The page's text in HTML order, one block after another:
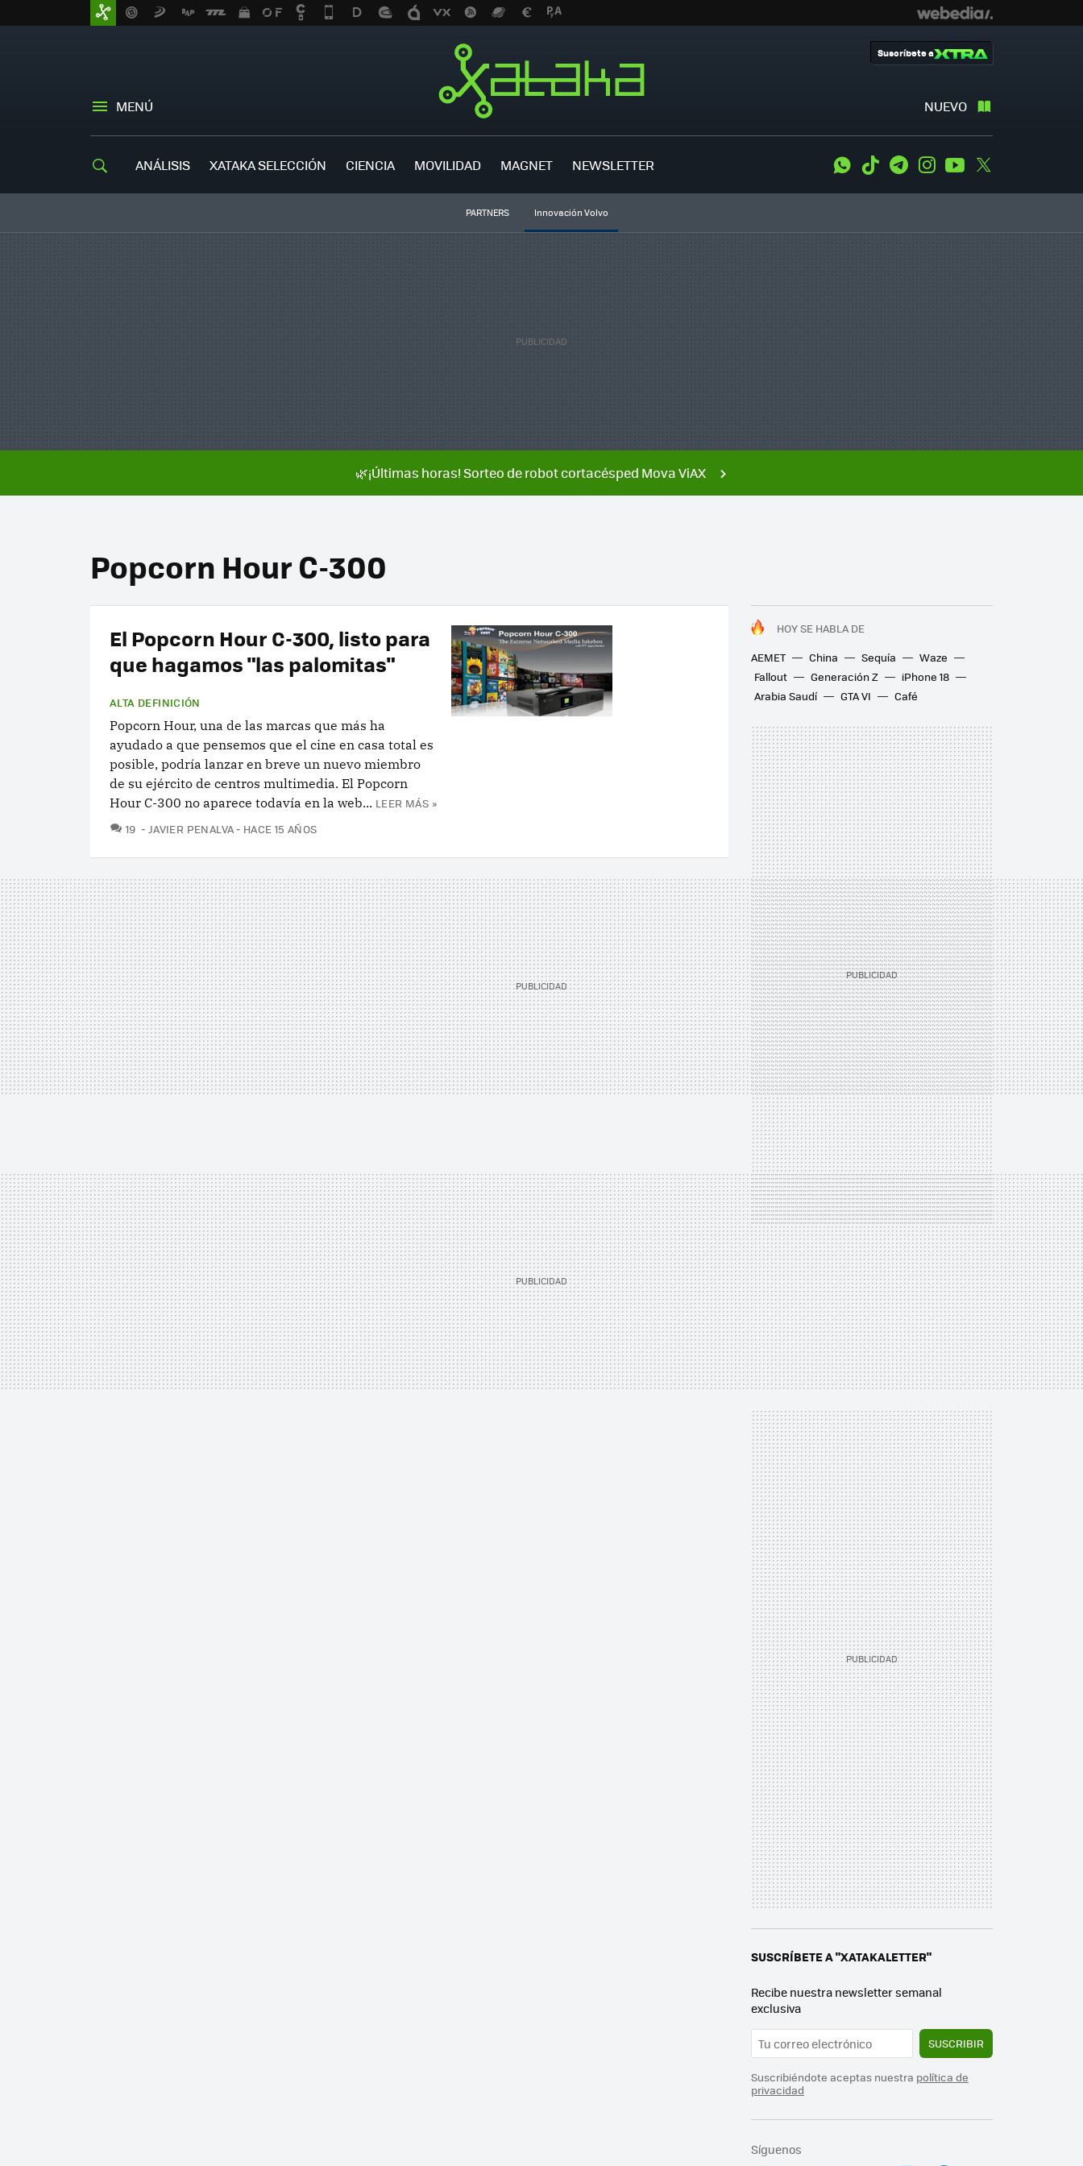
MENÚ NUEVO
Suscríbete a
ANÁLISIS XATAKA SELECCIÓN CIENCIA MOVILIDAD MAGNET NEWSLETTER WhatsApp
Tiktok TelegramInstagramYoutube
PARTNERS Innovación Volvo
🌿¡Últimas horas! Sorteo de robot cortacésped Mova ViAX
Popcorn Hour C-300
HOY SE HABLA DE
AEMET
China Sequía
Waze
Fallout
Generación Z
iPhone 18
Arabia Saudí
GTA VI Café
El Popcorn Hour C-300, listo para
que hagamos "las palomitas"
ALTA DEFINICIÓN
Popcorn Hour, una de las marcas que más ha
ayudado a que pensemos que el cine en casa total es
posible, podría lanzar en breve un nuevo miembro
de su ejército de centros multimedia. El Popcorn
Hour C-300 no aparece todavía en la web... LEER MÁS »
19 COMENTARIOS
JAVIER PENALVA HACE 15 AÑOS
SUSCRÍBETE A "XATAKALETTER"
Recibe nuestra newsletter semanal
exclusiva
SUSCRIBIR
Suscribiéndote aceptas nuestra política de
privacidad
Síguenos